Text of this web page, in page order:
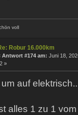
voll
Robur 16.000km
Antwort #174 am: Juni 18,
»
auf
alles 1 zu 1